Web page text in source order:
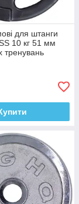
для штанги
10 кг 51 мм
тренувань